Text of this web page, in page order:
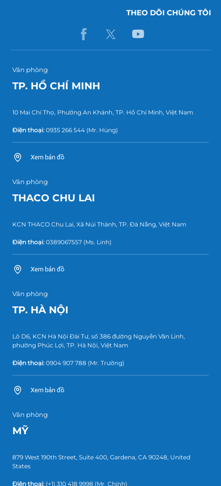
THEO DÕI CHÚNG TÔI
Văn phòng
TP. HỒ CHÍ MINH
10 Mai Chí Thọ, Phường An Khánh, TP. Hồ Chí Minh, Việt Nam
Điện thoại: 0935 266 544 (Mr. Hùng)
Xem bản đồ
Văn phòng
THACO CHU LAI
KCN THACO Chu Lai, Xã Núi Thành, TP. Đà Nẵng, Việt Nam
Điện thoại: 0389067557 (Ms. Linh)
Xem bản đồ
Văn phòng
TP. HÀ NỘI
Lô D6, KCN Hà Nội Đài Tư, số 386 đường Nguyễn Văn Linh,
phường Phúc Lợi, TP. Hà Nội, Việt Nam
Điện thoại: 0904 907 788 (Mr. Trường)
Xem bản đồ
Văn phòng
MỸ
879 West 190th Street, Suite 400, Gardena, CA 90248, United
States
Điện thoại: (+1) 310 418 9998 (Mr. Chính)